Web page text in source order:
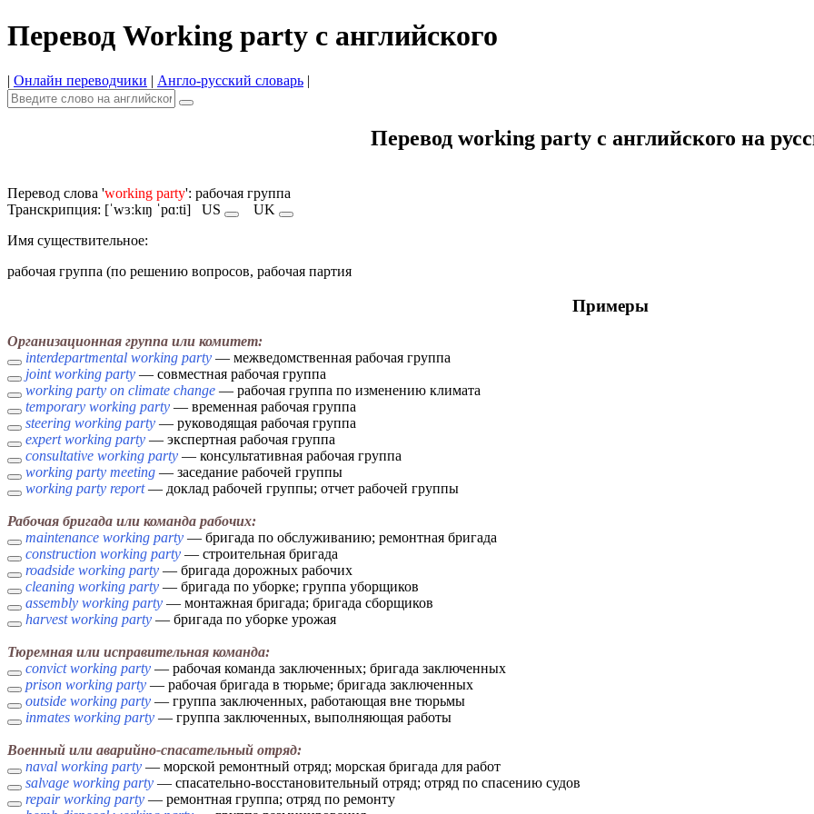
Перевод Working party с английского
| Онлайн переводчики | Англо-русский словарь |
Перевод working party с английского на
Перевод слова 'working party': рабочая группа
Транскрипция: [ˈwɜːkɪŋ ˈpɑːti] US
UK
Имя cуществительное:
рабочая группа (по решению вопросов, рабочая партия
Примеры
Организационная группа или комитет:
interdepartmental working party — межведомственная рабочая группа
joint working party — совместная рабочая группа
working party on climate change — рабочая группа по изменению климата
temporary working party — временная рабочая группа
steering working party — руководящая рабочая группа
expert working party — экспертная рабочая группа
consultative working party — консультативная рабочая группа
working party meeting — заседание рабочей группы
working party report— доклад рабочей группы; отчет рабочей группы
Рабочая бригада или команда рабочих:
maintenance working party — бригада по обслуживанию; ремонтная бригада
construction working party — строительная бригада
roadside working party — бригада дорожных рабочих
cleaning working party — бригада по уборке; группа уборщиков
assembly working party — монтажная бригада; бригада сборщиков
harvest working party — бригада по уборке урожая
Тюремная или исправительная команда:
convict working party — рабочая команда заключенных; бригада заключенных
prison working party — рабочая бригада в тюрьме; бригада заключенных
outside working party — группа заключенных, работающая вне тюрьмы
inmates working party — группа заключенных, выполняющая работы
Военный или аварийно-спасательный отряд:
naval working party — морской ремонтный отряд; морская бригада для работ
salvage working party — спасательно-восстановительный отряд; отряд по спасению судов
repair working party — ремонтная группа; отряд по ремонту